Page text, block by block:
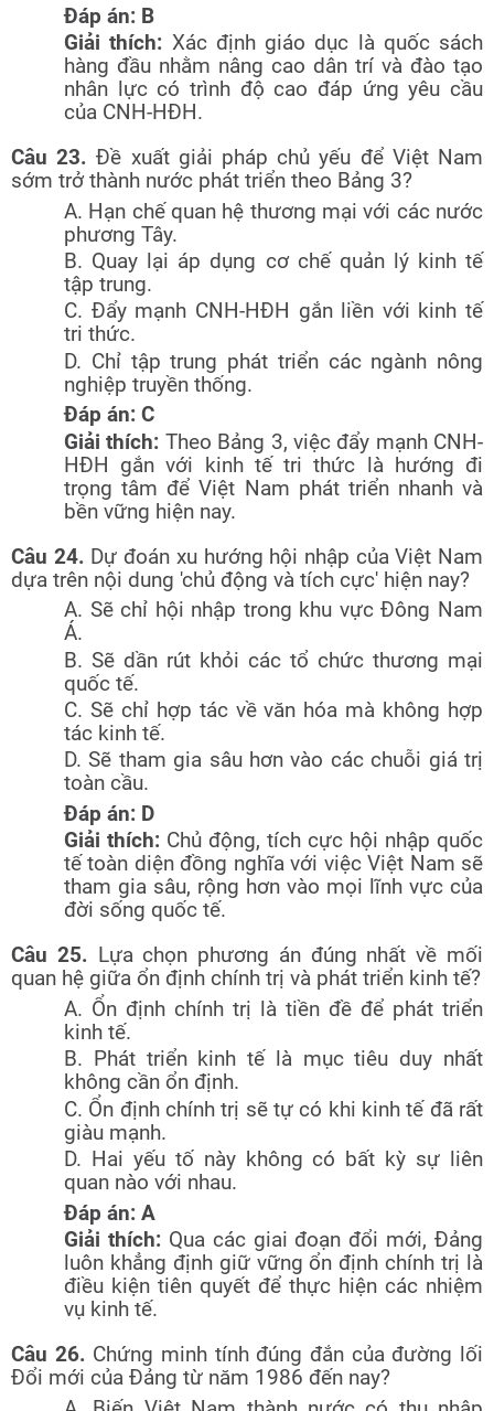
Đáp án: B
Giải thích: Xác định giáo dục là quốc sách
hàng đầu nhằm nâng cao dân trí và đào tạo
nhân lực có trình độ cao đáp ứng yêu cầu
của CNH-HĐH.
Câu 23.Đề xuất giải pháp chủ yếu để Việt Nam
sớm trở thành nước phát triển theo Bảng 3?
A. Hạn chế quan hệ thương mại với các nước
phương Tây.
B. Quay lại áp dụng cơ chế quản lý kinh tế
tập trung.
C. Đẩy mạnh CNH-HĐH gắn liền với kinh tế
tri thức.
D. Chỉ tập trung phát triển các ngành nông
nghiệp truyền thống.
Đáp án: C
Giải thích: Theo Bảng 3, việc đẩy mạnh CNH-
HĐH gắn với kinh tế tri thức là hướng đi
trọng tâm để Việt Nam phát triển nhanh và
bền vững hiện nay.
Câu 24. Dự đoán xu hướng hội nhập của Việt Nam
dựa trên nội dung 'chủ động và tích cực' hiện nay?
A. Sẽ chỉ hội nhập trong khu vực Đông Nam
Á.
B. Sẽ dần rút khỏi các tổ chức thương mại
quốc tế.
C. Sẽ chỉ hợp tác về văn hóa mà không hợp
tác kinh tế.
D. Sẽ tham gia sâu hơn vào các chuỗi giá trị
toàn cầu.
Đáp án: D
Giải thích: Chủ động, tích cực hội nhập quốc
tế toàn diện đồng nghĩa với việc Việt Nam sẽ
tham gia sâu, rộng hơn vào mọi lĩnh vực của
đời sống quốc tế.
Câu 25. Lựa chọn phương án đúng nhất về mối
quan hệ giữa ổn định chính trị và phát triển kinh tế?
A. Ổn định chính trị là tiền đề để phát triển
kinh tế.
B. Phát triển kinh tế là mục tiêu duy nhất
không cần ổn định.
C. Ổn định chính trị sẽ tự có khi kinh tế đã rất
giàu mạnh.
D. Hai yếu tố này không có bất kỳ sự liên
quan nào với nhau.
Đáp án: A
Giải thích: Qua các giai đoạn đổi mới, Đảng
luôn khẳng định giữ vững ổn định chính trị là
điều kiện tiên quyết để thực hiện các nhiệm
vụ kinh tế.
Câu 26. Chứng minh tính đúng đắn của đường lối
Đổi mới của Đảng từ năm 1986 đến nay?